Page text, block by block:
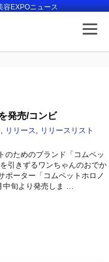
容EXPOニュース
発売/コンビ
リリース
リリースリスト
のためのブランド「コムペッ
引きずるワンちゃんのおでか
ポーター「コムペットホロノ
中旬より発売しま …